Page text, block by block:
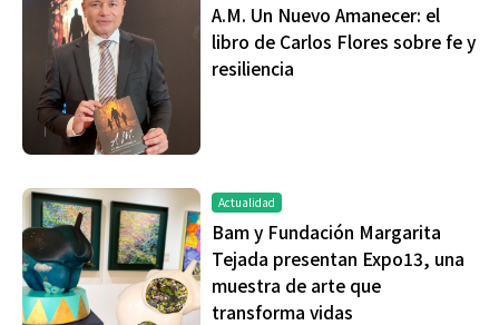
A.M. Un Nuevo Amanecer: el
libro de Carlos Flores sobre fe y
resiliencia
Actualidad
Bam y Fundación Margarita
Tejada presentan Expo13, una
muestra de arte que
transforma vidas